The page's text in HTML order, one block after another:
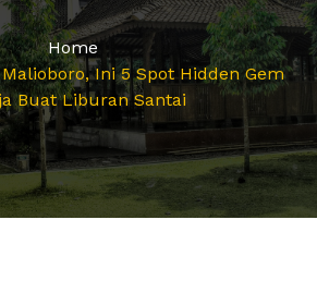
Home
Ini 5 Spot Hidden Gem
Buat Liburan Santai